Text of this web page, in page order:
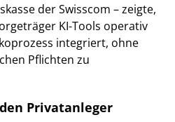
der Swisscom – zeigte,
KI-Tools operativ
integriert, ohne
Pflichten zu
Privatanleger